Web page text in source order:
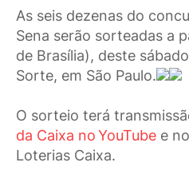
As seis dezenas do
Sena serão sorteadas a
de Brasília), deste
Sorte, em São Paulo.
O sorteio terá
da Caixa no YouTube e
Loterias Caixa.